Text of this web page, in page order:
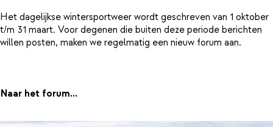
Het dagelijkse wintersportweer wordt geschreven van 1 oktober
t/m 31 maart. Voor degenen die buiten deze periode berichten
willen posten, maken we regelmatig een nieuw forum aan.
Naar het forum...